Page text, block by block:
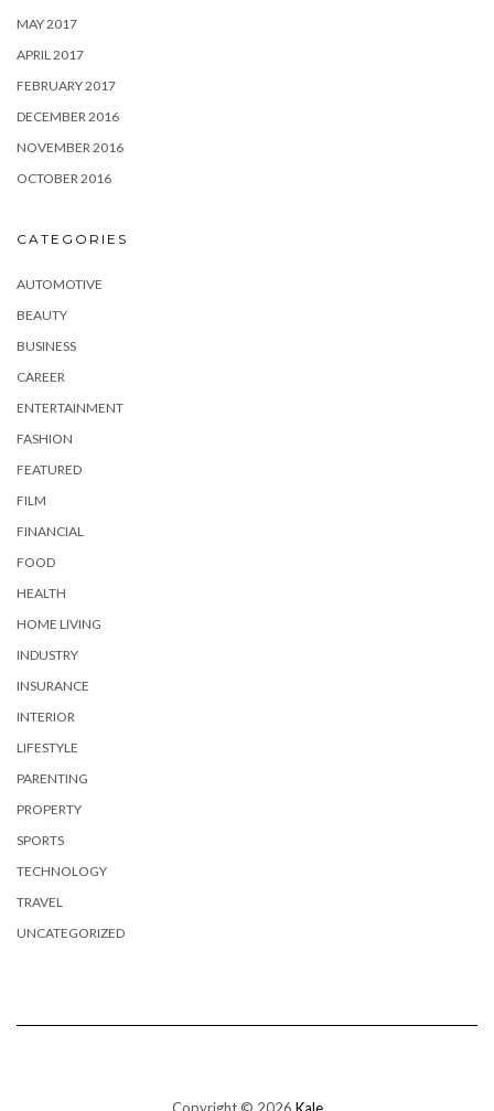
MAY 2017
APRIL 2017
FEBRUARY 2017
DECEMBER 2016
NOVEMBER 2016
OCTOBER 2016
CATEGORIES
AUTOMOTIVE
BEAUTY
BUSINESS
CAREER
ENTERTAINMENT
FASHION
FEATURED
FILM
FINANCIAL
FOOD
HEALTH
HOME LIVING
INDUSTRY
INSURANCE
INTERIOR
LIFESTYLE
PARENTING
PROPERTY
SPORTS
TECHNOLOGY
TRAVEL
UNCATEGORIZED
Copyright © 2026 Kale